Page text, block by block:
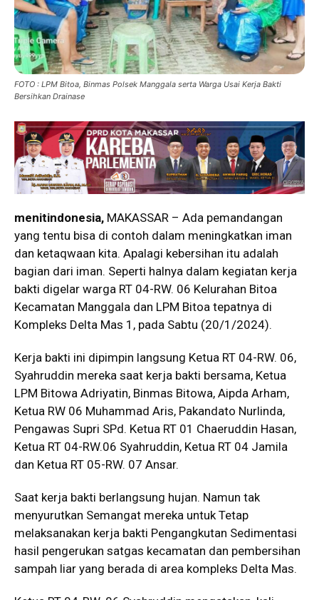
FOTO : LPM Bitoa, Binmas Polsek Manggala serta Warga Usai Kerja Bakti
Bersihkan Drainase
menitindonesia, MAKASSAR – Ada pemandangan
yang tentu bisa di contoh dalam meningkatkan iman
dan ketaqwaan kita. Apalagi kebersihan itu adalah
bagian dari iman. Seperti halnya dalam kegiatan kerja
bakti digelar warga RT 04-RW. 06 Kelurahan Bitoa
Kecamatan Manggala dan LPM Bitoa tepatnya di
Kompleks Delta Mas 1, pada Sabtu (20/1/2024).
Kerja bakti ini dipimpin langsung Ketua RT 04-RW. 06,
Syahruddin mereka saat kerja bakti bersama, Ketua
LPM Bitowa Adriyatin, Binmas Bitowa, Aipda Arham,
Ketua RW 06 Muhammad Aris, Pakandato Nurlinda,
Pengawas Supri SPd. Ketua RT 01 Chaeruddin Hasan,
Ketua RT 04-RW.06 Syahruddin, Ketua RT 04 Jamila
dan Ketua RT 05-RW. 07 Ansar.
Saat kerja bakti berlangsung hujan. Namun tak
menyurutkan Semangat mereka untuk Tetap
melaksanakan kerja bakti Pengangkutan Sedimentasi
hasil pengerukan satgas kecamatan dan pembersihan
sampah liar yang berada di area kompleks Delta Mas.